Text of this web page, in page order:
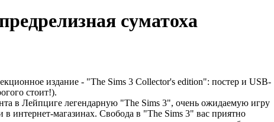
суматоха
издание - "The Sims 3 Collector's edition": постер и USB-
стоит!).
в Лейпциге легендарную "The Sims 3", очень ожидаемую игру
интернет-магазинах. Свобода в "The Sims 3" вас приятно